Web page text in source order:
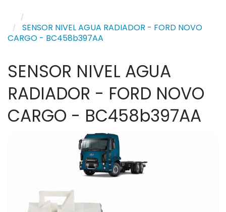
SENSOR NIVEL AGUA RADIADOR - FORD NOVO
CARGO - BC458b397AA
SENSOR NIVEL AGUA
RADIADOR - FORD NOVO
CARGO - BC458b397AA